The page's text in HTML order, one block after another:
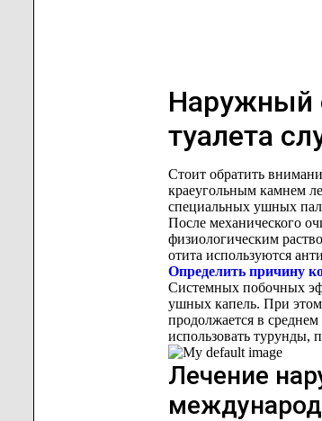
Наружный
туалета
Стоит обратить
краеугольным камнем
специальных ушных
После механического
физиологическим
отита используются
Определить причину
Системных побочных
ушных капель. При этом
продолжается в
использовать турунды,
Лечение